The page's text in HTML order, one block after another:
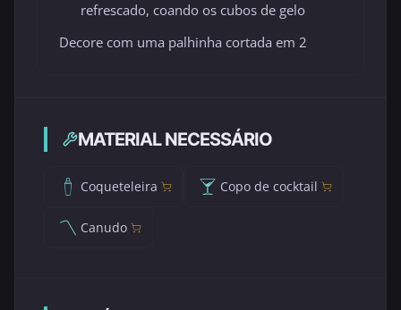
refrescado, coando os cubos de gelo
Decore com uma palhinha cortada em 2
MATERIAL NECESSÁRIO
Coqueteleira Copo de cocktail
Canudo